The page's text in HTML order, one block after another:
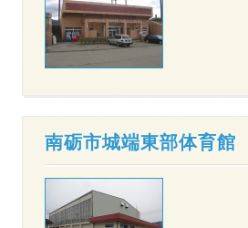
南砺市城端東部体育館